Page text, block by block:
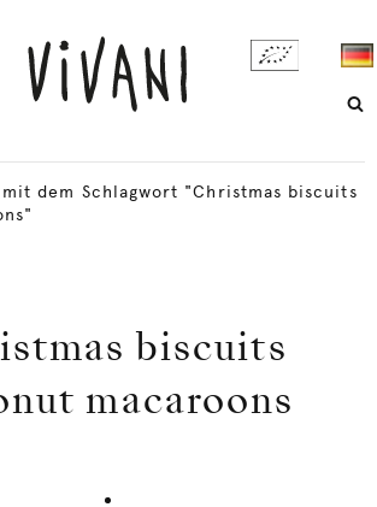
dem Schlagwort "Christmas biscuits
biscuits
macaroons